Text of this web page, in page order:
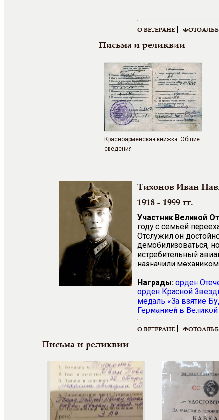
О ВЕТЕРАНЕ |
Письма и реликвии
Красноармейская книжка. Общие
сведения
Тихонов Иван
1918 - 1999 гг.
Участник Великой
году с семьей
Отслужил он
демобилизоваться,
истребительный
назначили
Награды: орден
орден Красной
медаль «За взятие
Германией в Великой
О ВЕТЕРАНЕ |
Письма и реликвии